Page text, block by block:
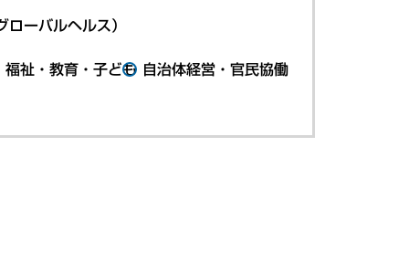
ーバルヘルス）
福祉・教育・子ども 自治体経営・官民協働